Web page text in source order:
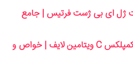
ژل ای بی ژست فرتیس | جامع
قرص ویتامین ب کمپلکس C ویتامین لایف | خواص و